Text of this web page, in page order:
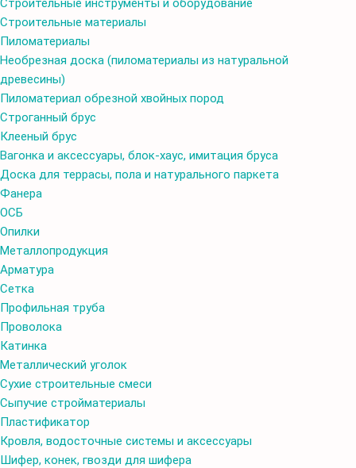
Строительные инструменты и оборудование
Строительные материалы
Пиломатериалы
Необрезная доска (пиломатериалы из натуральной
древесины)
Пиломатериал обрезной хвойных пород
Строганный брус
Клееный брус
Вагонка и аксессуары, блок-хаус, имитация бруса
Доска для террасы, пола и натурального паркета
Фанера
ОСБ
Опилки
Металлопродукция
Арматура
Сетка
Профильная труба
Проволока
Катинка
Металлический уголок
Сухие строительные смеси
Сыпучие стройматериалы
Пластификатор
Кровля, водосточные системы и аксессуары
Шифер, конек, гвозди для шифера